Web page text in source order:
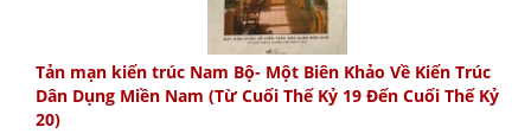
Tản mạn kiến trúc Nam Bộ- Một Biên Khảo Về Kiến Trúc
Dân Dụng Miền Nam (Từ Cuối Thế Kỷ 19 Đến Cuối Thế Kỷ
20)